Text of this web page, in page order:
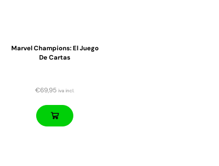
Marvel Champions: El Juego
De Cartas
€69,95 iva incl.